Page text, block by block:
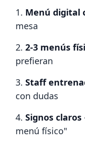
Menú digital
mesa
2-3 menús
prefieran
Staff
con dudas
Signos claros
menú físico"